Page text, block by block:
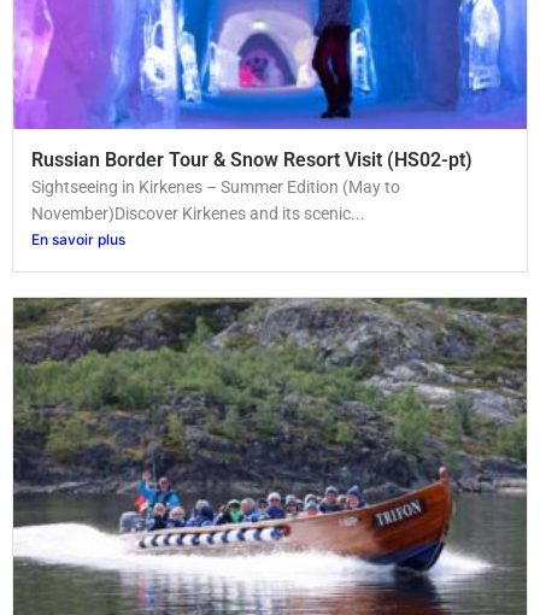
Russian Border Tour & Snow Resort Visit (HS02-pt)
Sightseeing in Kirkenes – Summer Edition (May to
November)Discover Kirkenes and its scenic...
En savoir plus